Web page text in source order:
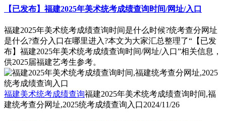
【已发布】福建2025年美术统考成绩查询时间/网址/入口
福建2025年美术统考成绩查询时间是什么时候?统考查分网址
是什么?查分入口在哪里进入?本文为大家汇总整理了“【已发
布】福建2025年美术统考成绩查询时间/网址/入口”相关信息，
供2025届福建艺考生参考。
福建美术统考成绩查询福建2025年美术统考成绩查询时间,福
建统考查分网址,2025统考成绩查询入口2024/11/26